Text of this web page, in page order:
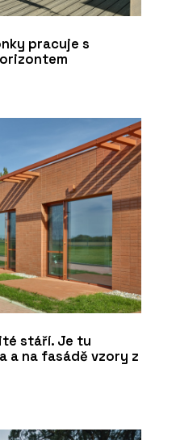
pracuje s
stáří. Je tu
a na fasádě vzory z